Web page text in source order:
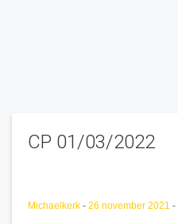
CP 01/03/2022
Michaelkerk - 26 november 2021 -